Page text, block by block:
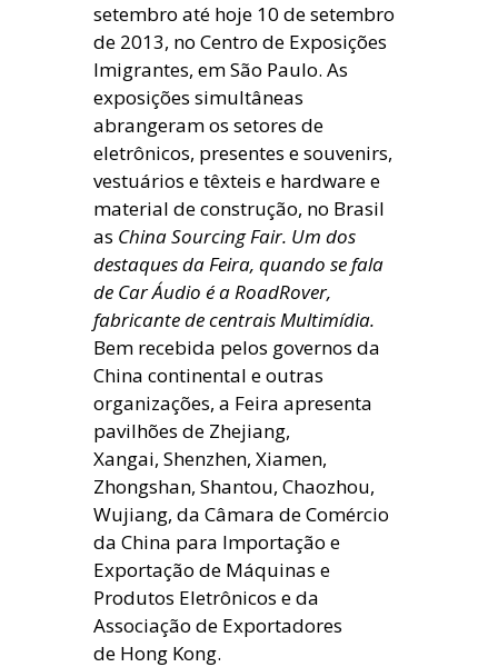
setembro até hoje 10 de setembro
de 2013, no Centro de Exposições
Imigrantes, em São Paulo. As
exposições simultâneas
abrangeram os setores de
eletrônicos, presentes e souvenirs,
vestuários e têxteis e hardware e
material de construção, no Brasil
as China Sourcing Fair. Um dos
destaques da Feira, quando se fala
de Car Áudio é a RoadRover,
fabricante de centrais Multimídia.
Bem recebida pelos governos da
China continental e outras
organizações, a Feira apresenta
pavilhões de Zhejiang,
Xangai, Shenzhen, Xiamen,
Zhongshan, Shantou, Chaozhou,
Wujiang, da Câmara de Comércio
da China para Importação e
Exportação de Máquinas e
Produtos Eletrônicos e da
Associação de Exportadores
de Hong Kong.